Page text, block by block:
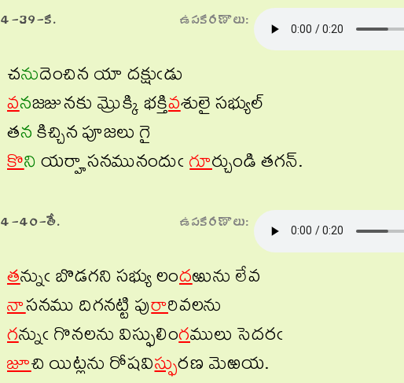
4-39-క. ఉపకరణాలు:
చనుదెంచిన యా దక్షుఁడు
వనజజునకు మ్రొక్కి భక్తివశులై సభ్యుల్
తనకిచ్చిన పూజలు గై
కొనియర్హాసనమునందుఁగూర్చుండి తగన్.
4-40-తే. ఉపకరణాలు:
తన్నుఁ బొడగని సభ్యు లందఱును లేవ
నాసనము దిగనట్టి పురారివలను
గన్నుఁ గొనలను విస్ఫులింగములు సెదరఁ
జూచి యిట్లను రోషవిస్ఫురణ మెఱయ.